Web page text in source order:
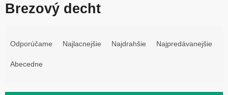
Brezový decht
Odporúčame Najlacnejšie Najdrahšie Najpredávanejšie
Abecedne